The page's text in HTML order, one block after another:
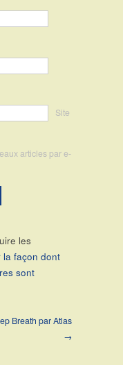
Site
articles par e-
les
la façon dont
sont
Breath par Atlas
→